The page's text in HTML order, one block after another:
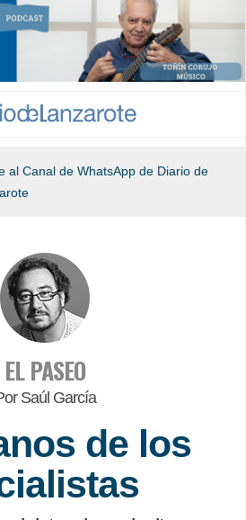
to navigation
al Canal de WhatsApp de Diario de
EL PASEO
Saúl García
de los